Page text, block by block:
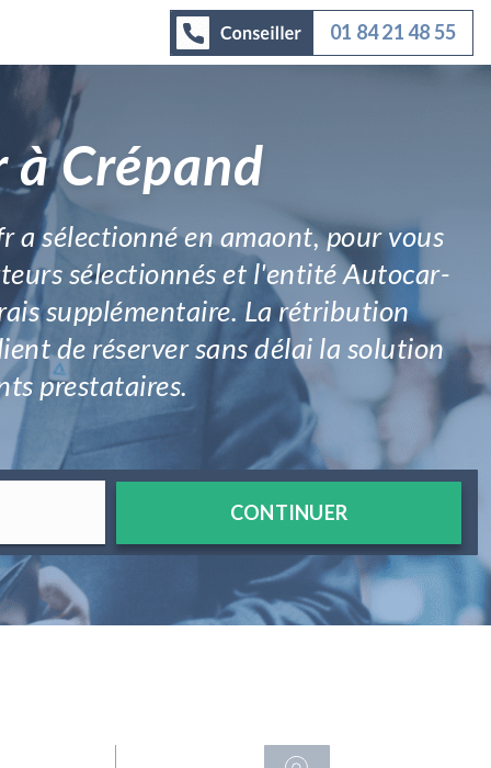
01 84 21 48 55
Crépand
a sélectionné en amaont, pour vous
sélectionnés et l'entité Autocar-
supplémentaire. La rétribution
de réserver sans délai la solution
prestataires.
CONTINUER